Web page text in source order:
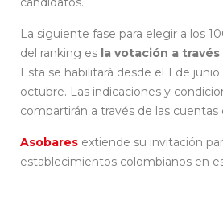
La siguiente fase para elegir a los
del ranking es la votación a
Esta se habilitará desde el 1 de junio
octubre. Las indicaciones y
compartirán a través de las cuentas
Asobares extiende su invitación
establecimientos colombianos en